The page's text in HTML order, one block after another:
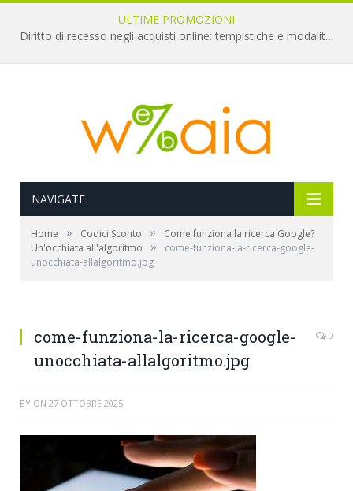
ULTIME PROMOZIONI
Diritto di recesso negli acquisti online: tempistiche e modalità per il rimborso
NAVIGATE
Home » Codici Sconto »
Come funziona la ricerca Google?
Un'occhiata all'algoritmo
»
come-funziona-la-ricerca-google-
unocchiata-allalgoritmo.jpg
come-funziona-la-ricerca-google-
unocchiata-allalgoritmo.jpg
0
BY ON 27 OTTOBRE 2025